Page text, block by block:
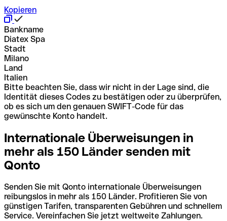
Kopieren
Bankname
Diatex Spa
Stadt
Milano
Land
Italien
Bitte beachten Sie, dass wir nicht in der Lage sind, die
Identität dieses Codes zu bestätigen oder zu überprüfen,
ob es sich um den genauen SWIFT-Code für das
gewünschte Konto handelt.
Internationale Überweisungen in
mehr als 150 Länder senden mit
Qonto
Senden Sie mit Qonto internationale Überweisungen
reibungslos in mehr als 150 Länder. Profitieren Sie von
günstigen Tarifen, transparenten Gebühren und schnellem
Service. Vereinfachen Sie jetzt weltweite Zahlungen.